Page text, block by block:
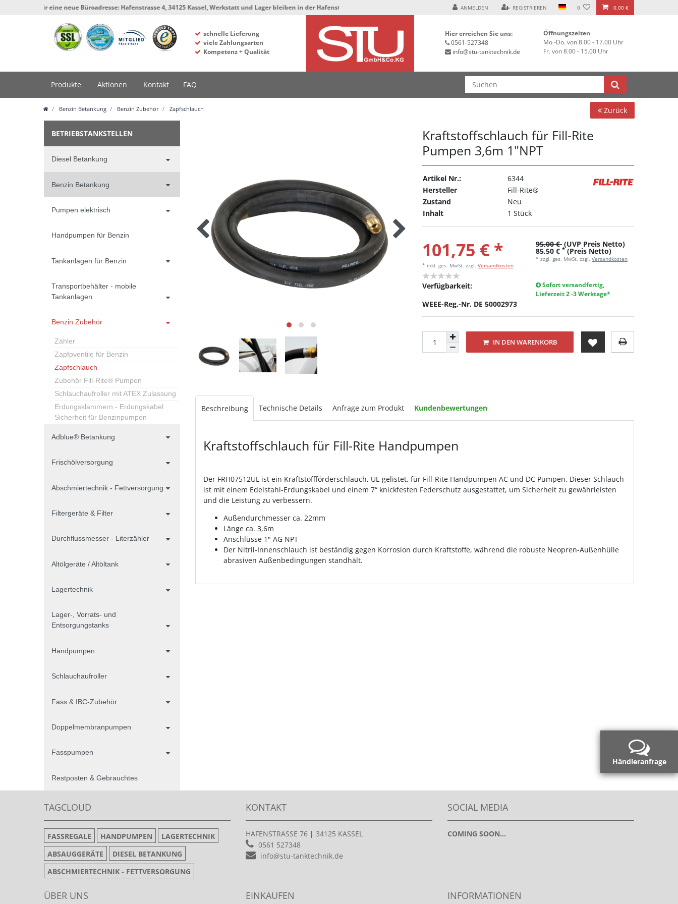
wir eine neue Büroadresse: Hafenstrasse 4, 34125 Kassel, Werkstatt und Lager bleiben in der Hafenstrasse 76, 34125 Kassel *** ANMELDEN REGISTRIEREN 0 0,00 €
schnelle Lieferung
viele Zahlungsarten
Kompetenz + Qualität
Hier erreichen Sie uns:
0561-527348
info@stu-tanktechnik.de
Öffnungszeiten
Mo.-Do. von 8.00 - 17.00 Uhr
Fr. von 8.00 - 15.00 Uhr
Händleranfrage
Produkte Aktionen Kontakt FAQ
Benzin Betankung Benzin Zubehör Zapfschlauch Zurück
BETRIEBSTANKSTELLEN
Diesel Betankung
Benzin Betankung
Pumpen elektrisch
Handpumpen für Benzin
Tankanlagen für Benzin
Transportbehälter - mobile
Tankanlagen
Benzin Zubehör
Zähler
Zapfpventile für Benzin
Zapfschlauch
Zubehör Fill-Rite® Pumpen
Schlauchaufroller mit ATEX Zulassung
Erdungsklammern - Erdungskabel
Sicherheit für Benzinpumpen
Adblue® Betankung
Frischölversorgung
Abschmiertechnik - Fettversorgung
Filtergeräte & Filter
Durchflussmesser - Literzähler
Altölgeräte / Altöltank
Lagertechnik
Lager-, Vorrats- und
Entsorgungstanks
Handpumpen
Schlauchaufroller
Fass & IBC-Zubehör
Doppelmembranpumpen
Fasspumpen
Restposten & Gebrauchtes
Kraftstoffschlauch für Fill-Rite
Pumpen 3,6m 1"NPT
Artikel Nr.:
6344
Hersteller
Fill-Rite®
Zustand
Neu
Inhalt
1 Stück
101,75 € *
* inkl. ges. MwSt. zzgl. Versandkosten
95,00 € (UVP Preis Netto)
85,50 € * (Preis Netto)
* zzgl. ges. MwSt. zzgl. Versandkosten
Verfügbarkeit:
Sofort versandfertig,
Lieferzeit 2 -3 Werktage*
WEEE-Reg.-Nr. DE 50002973
IN DEN WARENKORB
Beschreibung Technische Details Anfrage zum Produkt Kundenbewertungen
Kraftstoffschlauch für Fill-Rite Handpumpen
Der FRH07512UL ist ein Kraftstoffförderschlauch, UL-gelistet, für Fill-Rite Handpumpen AC und DC Pumpen. Dieser Schlauch
ist mit einem Edelstahl-Erdungskabel und einem 7“ knickfesten Federschutz ausgestattet, um Sicherheit zu gewährleisten
und die Leistung zu verbessern.
Außendurchmesser ca. 22mm
Länge ca. 3,6m
Anschlüsse 1" AG NPT
Der Nitril-Innenschlauch ist beständig gegen Korrosion durch Kraftstoffe, während die robuste Neopren-Außenhülle
abrasiven Außenbedingungen standhält.
TAGCLOUD
FASSREGALE HANDPUMPEN
LAGERTECHNIK
ABSAUGGERÄTE
DIESEL BETANKUNG
ABSCHMIERTECHNIK - FETTVERSORGUNG
KONTAKT
HAFENSTRASSE 76 | 34125 KASSEL
0561 527348
info@stu-tanktechnik.de
SOCIAL MEDIA
COMING SOON...
ÜBER UNS EINKAUFEN INFORMATIONEN